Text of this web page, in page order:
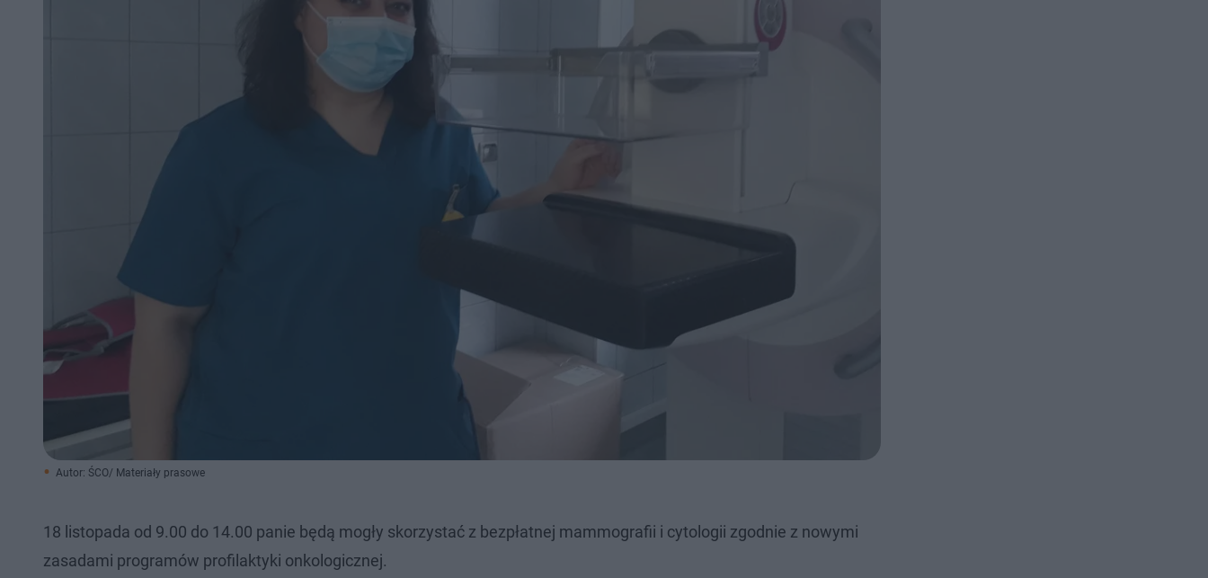
Autor: ŚCO/ Materiały prasowe
18 listopada od 9.00 do 14.00 panie będą mogły skorzystać z bezpłatnej mammografii i cytologii zgodnie z nowymi
zasadami programów profilaktyki onkologicznej.